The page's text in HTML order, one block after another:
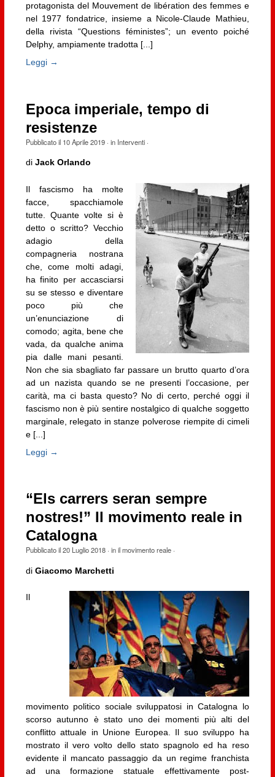
protagonista del Mouvement de libération des femmes e
nel 1977 fondatrice, insieme a Nicole-Claude Mathieu,
della rivista “Questions féministes”; un evento poiché
Delphy, ampiamente tradotta [...]
Leggi →
Epoca imperiale, tempo di
resistenze
Pubblicato il 10 Aprile 2019· in Interventi·
di Jack Orlando
Il fascismo ha molte
facce, spacchiamole
tutte. Quante volte si è
detto o scritto? Vecchio
adagio della
compagneria nostrana
che, come molti adagi,
ha finito per accasciarsi
su se stesso e diventare
poco più che
un’enunciazione di
comodo; agita, bene che
vada, da qualche anima
pia dalle mani pesanti.
Non che sia sbagliato far passare un brutto quarto d’ora
ad un nazista quando se ne presenti l’occasione, per
carità, ma ci basta questo? No di certo, perché oggi il
fascismo non è più sentire nostalgico di qualche soggetto
marginale, relegato in stanze polverose riempite di cimeli
e [...]
Leggi →
“Els carrers seran sempre
nostres!” Il movimento reale in
Catalogna
Pubblicato il20 Luglio 2018· inil movimento reale·
di Giacomo Marchetti
Il
movimento politico sociale sviluppatosi in Catalogna lo
scorso autunno è stato uno dei momenti più alti del
conflitto attuale in Unione Europea. Il suo sviluppo ha
mostrato il vero volto dello stato spagnolo ed ha reso
evidente il mancato passaggio da un regime franchista
ad una formazione statuale effettivamente post-